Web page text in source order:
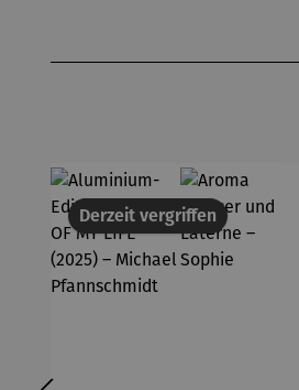
Derzeit vergriffen